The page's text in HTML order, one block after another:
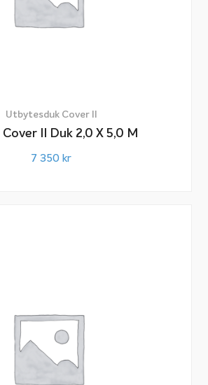
Utbytesduk Cover II
Miami Cover II Duk 2,0 X 5,0 M
7 350 kr